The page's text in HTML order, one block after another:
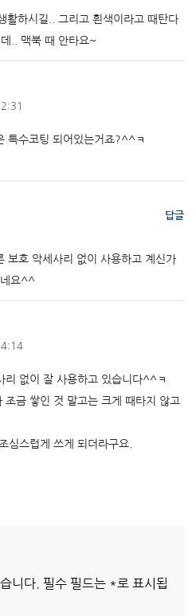
활하시길.. 그리고 흰색이라고 때탄다
.. 맥북 때 안타요~
특수코팅 되어있는거죠?^^ㅋ
답글
보호 악세사리 없이 사용하고 계신가
네요^^
리 없이 잘 사용하고 있습니다^^ㅋ
조금 쌓인 것 말고는 크게 때타지 않고
심스럽게 쓰게 되더라구요.
니다. 필수 필드는 * 로 표시됩